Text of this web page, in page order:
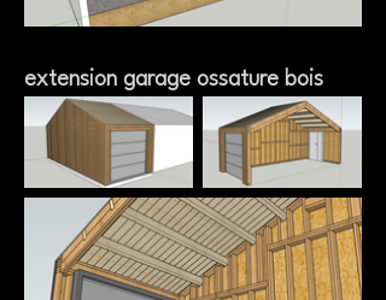
extension garage ossature bois